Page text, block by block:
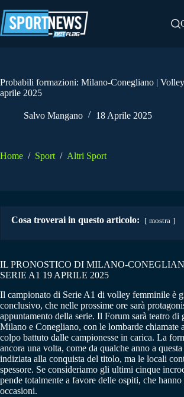
al
contenuto
Probabili formazioni: Milano-Conegliano |
aprile 2025
Salvo Mangano 18 Aprile 2025
Home / Sport / Altri Sport
Cosa troverai in questo articolo: mostra
IL PRONOSTICO DI MILANO-
SERIE A1 19 APRILE 2025
Il campionato di Serie A1 di volley femminile è
conclusivo, che nelle prossime ore sarà
appuntamento della serie. Il Forum sarà teatro di
Milano e Conegliano, con le lombarde chiamate
colpo battuto dalle campionesse in carica. La
ancora una volta, come da qualche anno a
indiziata alla conquista del titolo, ma le locali
spessore. Se consideriamo gli ultimi cinque
pende totalmente a favore delle ospiti, che
occasioni.